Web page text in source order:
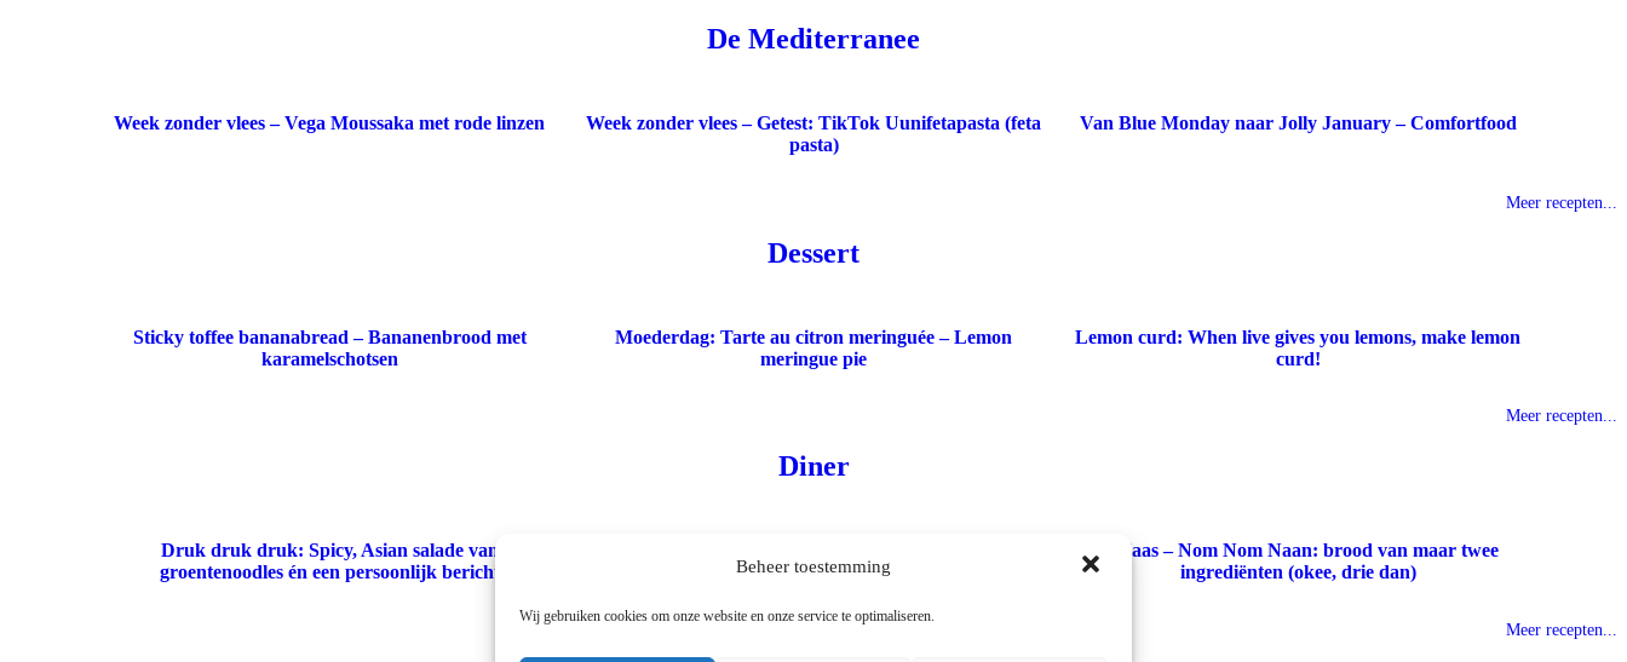
Beheer toestemming
Wij gebruiken cookies om onze website en onze service te optimaliseren.
De Mediterranee
Week zonder vlees – Vega Moussaka met rode linzen
Week zonder vlees – Getest: TikTok Uunifetapasta (feta
pasta)
Van Blue Monday naar Jolly January – Comfortfood
Meer recepten...
Dessert
Sticky toffee bananabread – Bananenbrood met
karamelschotsen
Moederdag: Tarte au citron meringuée – Lemon
meringue pie
Lemon curd: When live gives you lemons, make lemon
curd!
Meer recepten...
Diner
Druk druk druk: Spicy, Asian salade van
groentenoodles én een persoonlijk bericht
neusje van de ossenhaas
Indiaas – Nom Nom Naan: brood van maar twee
ingrediënten (okee, drie dan)
Meer recepten...